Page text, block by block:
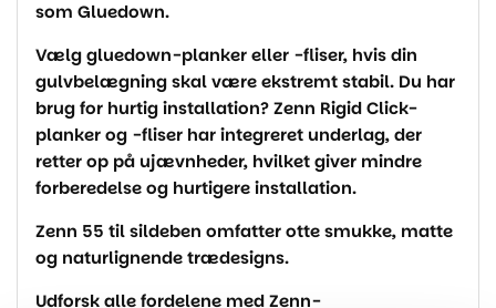
som Gluedown.
Vælg gluedown-planker eller -fliser, hvis din
gulvbelægning skal være ekstremt stabil. Du har
brug for hurtig installation? Zenn Rigid Click-
planker og -fliser har integreret underlag, der
retter op på ujævnheder, hvilket giver mindre
forberedelse og hurtigere installation.
Zenn 55 til sildeben omfatter otte smukke, matte
og naturlignende trædesigns.
Udforsk alle fordelene med Zenn-